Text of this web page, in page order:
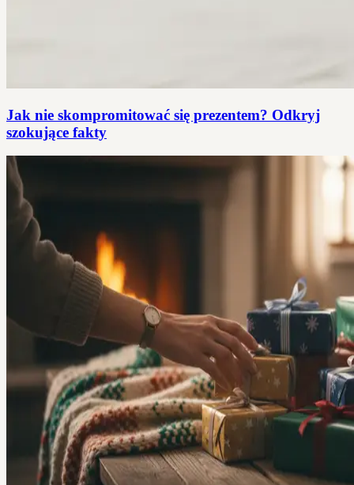
Jak nie skompromitować się prezentem? Odkryj
szokujące fakty